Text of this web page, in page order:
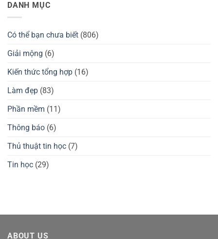
tốt
không?
chuột
Darmoshark
cầm
GuliKit
Đánh
KingKong
3
tốt
luận
của
Đánh
gaming
OGM
Pro,
DANH MỤC
Có thể bạn chưa biết (806)
Giải mộng (6)
Kiến thức tổng hợp (16)
Làm đẹp (83)
Phần mềm (11)
Thông báo (6)
Thủ thuật tin học (7)
Tin học (29)
ABOUT US